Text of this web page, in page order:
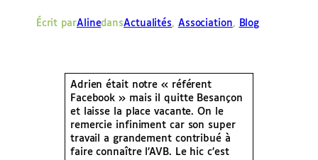
Écrit parAlinedansActualités, Association, Blog
Adrien était notre « référent
Facebook » mais il quitte Besançon
et laisse la place vacante. On le
remercie infiniment car son super
travail a grandement contribué à
faire connaître l’AVB. Le hic c’est